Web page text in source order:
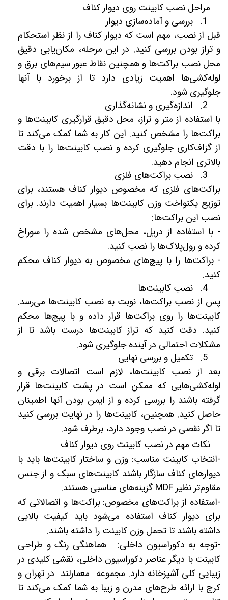
مراحل نصب کابینت روی دیوار کناف
قبل از نصب، مهم است که دیوار کناف را از نظر استحکام
و تراز بودن بررسی کنید. در این مرحله، مکان‌یابی دقیق
محل نصب براکت‌ها و همچنین نقاط عبور سیم‌های برق و
لوله‌کشی‌ها اهمیت زیادی دارد تا از برخورد با آنها
جلوگیری شود.
با استفاده از متر و تراز، محل دقیق قرارگیری کابینت‌ها و
براکت‌ها را مشخص کنید. این کار به شما کمک می‌کند تا
از گزاف‌کاری جلوگیری کرده و نصب کابینت‌ها را با دقت
بالاتری انجام دهید.
براکت‌های فلزی که مخصوص دیوار کناف هستند، برای
توزیع یکنواخت وزن کابینت‌ها بسیار اهمیت دارند. برای
نصب این براکت‌ها:
- با استفاده از دریل، محل‌های مشخص شده را سوراخ
کرده و رول‌پلاک‌ها را نصب کنید.
- براکت‌ها را با پیچ‌های مخصوص به دیوار کناف محکم
کنید.
پس از نصب براکت‌ها، نوبت به نصب کابینت‌ها می‌رسد.
کابینت‌ها را روی براکت‌ها قرار داده و با پیچ‌ها محکم
کنید. دقت کنید که تراز کابینت‌ها درست باشد تا از
مشکلات احتمالی در آینده جلوگیری شود.
بعد از نصب کابینت‌ها، لازم است اتصالات برقی و
لوله‌کشی‌هایی که ممکن است در پشت کابینت‌ها قرار
گرفته باشند را بررسی کرده و از ایمن بودن آنها اطمینان
حاصل کنید. همچنین، کابینت‌ها را در نهایت بررسی کنید
تا اگر نقصی در نصب وجود دارد، برطرف شود.
نکات مهم در نصب کابینت روی دیوار کناف
-انتخاب کابینت مناسب: وزن و ساختار کابینت‌ها باید با
دیوارهای کناف سازگار باشند کابینت‌های سبک و از جنس
مقاوم‌تر نظیر MDF گزینه‌های مناسبی هستند.
-استفاده از براکت‌های مخصوص: براکت‌ها و اتصالاتی که
برای دیوار کناف استفاده می‌شود باید کیفیت بالایی
داشته باشند تا تحمل وزن کابینت را داشته باشند.
-توجه به دکوراسیون داخلی: هماهنگی رنگ و طراحی
کابینت با دیگر عناصر دکوراسیون داخلی، نقشی کلیدی در
زیبایی کلی آشپزخانه دارد. مجموعه معمارلند در تهران و
کرج با ارائه طرح‌های مدرن و زیبا به شما کمک می‌کند تا